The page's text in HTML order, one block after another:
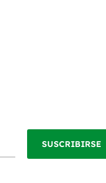
SUSCRIBIRSE